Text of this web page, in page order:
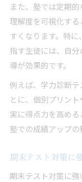
また、塾では定期
理解度を可視化す
すくなります。特
指す生徒には、自
導が効果的です。
例えば、学力診断
とに、個別プリン
実に得点力を高める
塾での成績アップの
期末テスト対策に
期末テスト対策に